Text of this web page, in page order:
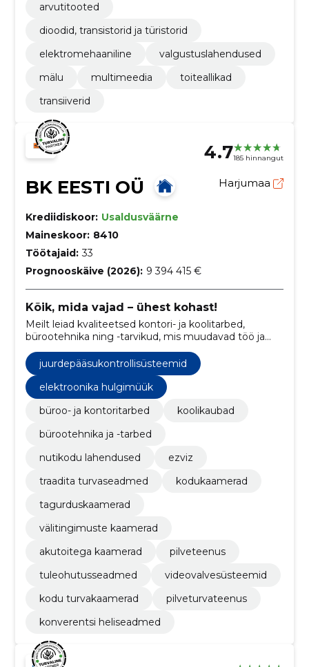
arvutitooted
dioodid, transistorid ja türistorid
elektromehaaniline
valgustuslahendused
mälu
multimeedia
toiteallikad
transiiverid
4.7185 hinnangut
BK EESTI OÜ Harjumaa
Krediidiskoor: Usaldusväärne
Maineskoor: 8410
Töötajaid: 33
Prognooskäive (2026): 9 394 415 €
Kõik, mida vajad – ühest kohast!
Meilt leiad kvaliteetsed kontori- ja koolitarbed,
bürootehnika ning -tarvikud, mis muudavad töö ja
õppimise lihtsamaks. Lisaks pakume laia valikut
veekindlaid rõivaid, mis hoiavad sind kuivas iga
ilmaga.
juurdepääsukontrollisüsteemid
elektroonika hulgimüük
büroo- ja kontoritarbed
koolikaubad
bürootehnika ja -tarbed
nutikodu lahendused
ezviz
traadita turvaseadmed
kodukaamerad
tagurduskaamerad
välitingimuste kaamerad
akutoitega kaamerad
pilveteenus
tuleohutusseadmed
videovalvesüsteemid
kodu turvakaamerad
pilveturvateenus
konverentsi heliseadmed